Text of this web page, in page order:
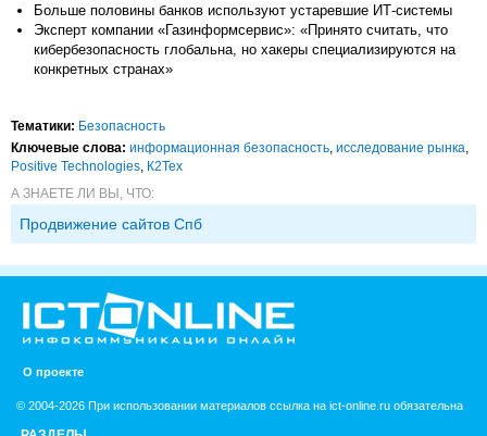
Больше половины банков используют устаревшие ИТ-системы
Эксперт компании «Газинформсервис»: «Принято считать, что
кибербезопасность глобальна, но хакеры специализируются на
конкретных странах»
Тематики: Безопасность
Ключевые слова: информационная безопасность, исследование рынка,
Positive Technologies, К2Тех
А ЗНАЕТЕ ЛИ ВЫ, ЧТО:
Продвижение сайтов Спб
О проекте
© 2004-2026 При использовании материалов ссылка на ict-online.ru обязательна